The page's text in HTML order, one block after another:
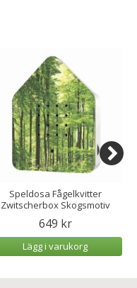
Speldosa Fågelkvitter
Zwitscherbox Skogsmotiv
649 kr
Lägg i varukorg